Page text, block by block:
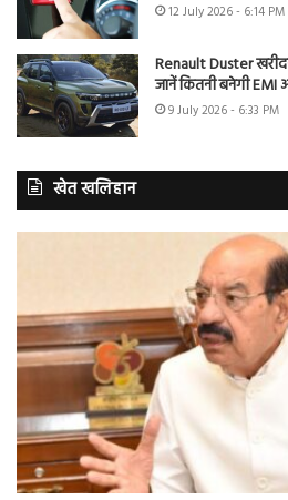
12 July 2026 - 6:14 PM
Renault Duster
जानें कितनी बनेगी EMI
9 July 2026 - 6:33 PM
खेत खलिहान